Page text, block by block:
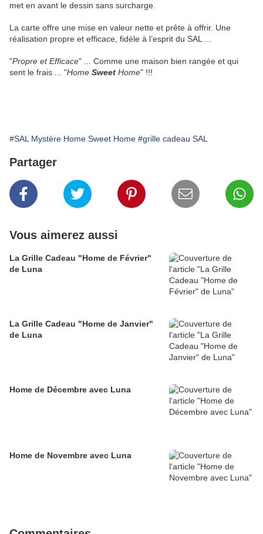
met en avant le dessin sans surcharge.
La carte offre une mise en valeur nette et prête à offrir. Une
réalisation propre et efficace, fidèle à l’esprit du SAL ...
"Propre et Efficace" ... Comme une maison bien rangée et qui
sent le frais ... "Home Sweet Home" !!!
#SAL Mystère Home Sweet Home #grille cadeau SAL
Partager
Vous aimerez aussi
La Grille Cadeau "Home de Février"
de Luna
La Grille Cadeau "Home de Janvier"
de Luna
Home de Décembre avec Luna
Home de Novembre avec Luna